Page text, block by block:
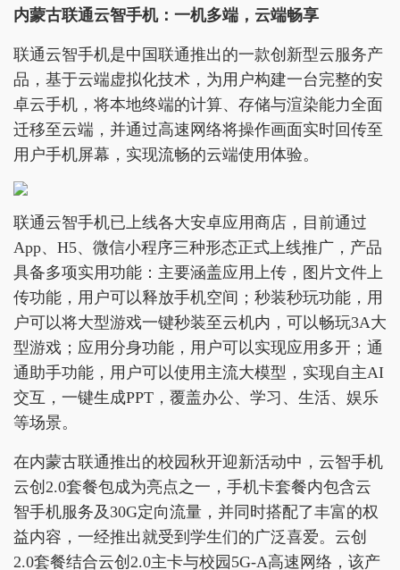
内蒙古联通云智手机：一机多端，云端畅享
联通云智手机是中国联通推出的一款创新型云服务产
品，基于云端虚拟化技术，为用户构建一台完整的安
卓云手机，将本地终端的计算、存储与渲染能力全面
迁移至云端，并通过高速网络将操作画面实时回传至
用户手机屏幕，实现流畅的云端使用体验。
联通云智手机已上线各大安卓应用商店，目前通过
App、H5、微信小程序三种形态正式上线推广，产品
具备多项实用功能：主要涵盖应用上传，图片文件上
传功能，用户可以释放手机空间；秒装秒玩功能，用
户可以将大型游戏一键秒装至云机内，可以畅玩3A大
型游戏；应用分身功能，用户可以实现应用多开；通
通助手功能，用户可以使用主流大模型，实现自主AI
交互，一键生成PPT，覆盖办公、学习、生活、娱乐
等场景。
在内蒙古联通推出的校园秋开迎新活动中，云智手机
云创2.0套餐包成为亮点之一，手机卡套餐内包含云
智手机服务及30G定向流量，并同时搭配了丰富的权
益内容，一经推出就受到学生们的广泛喜爱。云创
2.0套餐结合云创2.0主卡与校园5G-A高速网络，该产